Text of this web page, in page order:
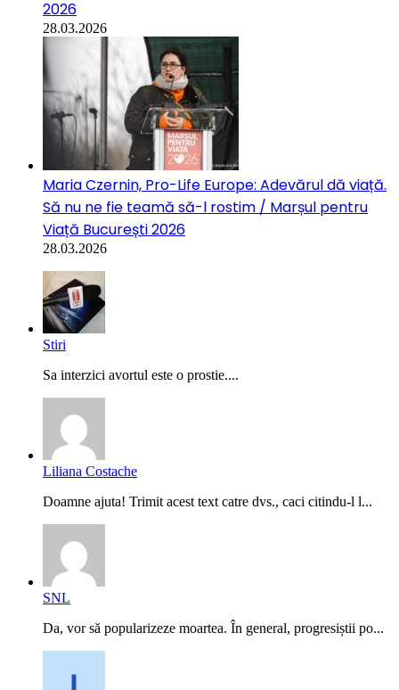
2026
28.03.2026
Maria Czernin, Pro-Life Europe: Adevărul dă viață.
Să nu ne fie teamă să-l rostim / Marșul pentru
Viață București 2026
28.03.2026
Stiri
Sa interzici avortul este o prostie....
Liliana Costache
Doamne ajuta! Trimit acest text catre dvs., caci citindu-l l...
SNL
Da, vor să popularizeze moartea. În general, progresiștii po...